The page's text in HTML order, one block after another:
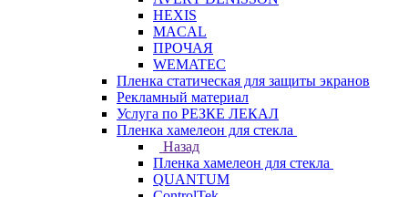
HEXIS
MACAL
ПРОЧАЯ
WEMATEC
Пленка статическая для защиты экранов
Рекламный материал
Услуга по РЕЗКЕ ЛЕКАЛ
Пленка хамелеон для стекла
Назад
Пленка хамелеон для стекла
QUANTUM